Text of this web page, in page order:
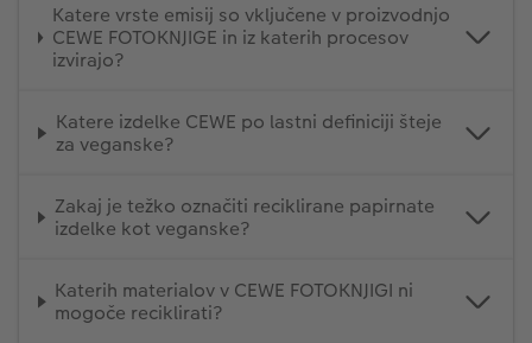
Katere vrste emisij so vključene v proizvodnjo
CEWE FOTOKNJIGE in iz katerih procesov
izvirajo?
Katere izdelke CEWE po lastni definiciji šteje
za veganske?
Zakaj je težko označiti reciklirane papirnate
izdelke kot veganske?
Katerih materialov v CEWE FOTOKNJIGI ni
mogoče reciklirati?